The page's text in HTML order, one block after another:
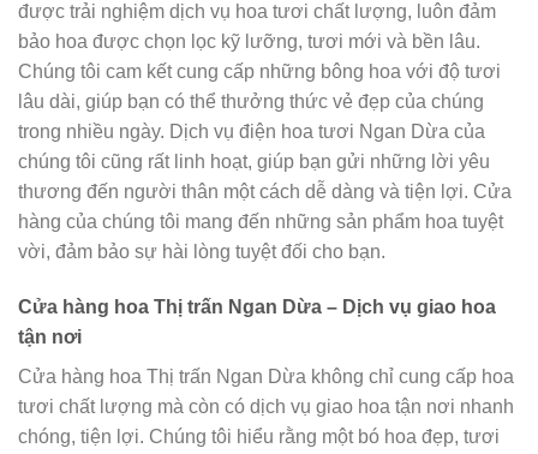
được trải nghiệm dịch vụ hoa tươi chất lượng, luôn đảm
bảo hoa được chọn lọc kỹ lưỡng, tươi mới và bền lâu.
Chúng tôi cam kết cung cấp những bông hoa với độ tươi
lâu dài, giúp bạn có thể thưởng thức vẻ đẹp của chúng
trong nhiều ngày. Dịch vụ điện hoa tươi Ngan Dừa của
chúng tôi cũng rất linh hoạt, giúp bạn gửi những lời yêu
thương đến người thân một cách dễ dàng và tiện lợi. Cửa
hàng của chúng tôi mang đến những sản phẩm hoa tuyệt
vời, đảm bảo sự hài lòng tuyệt đối cho bạn.
Cửa hàng hoa Thị trấn Ngan Dừa – Dịch vụ giao hoa
tận nơi
Cửa hàng hoa Thị trấn Ngan Dừa không chỉ cung cấp hoa
tươi chất lượng mà còn có dịch vụ giao hoa tận nơi nhanh
chóng, tiện lợi. Chúng tôi hiểu rằng một bó hoa đẹp, tươi